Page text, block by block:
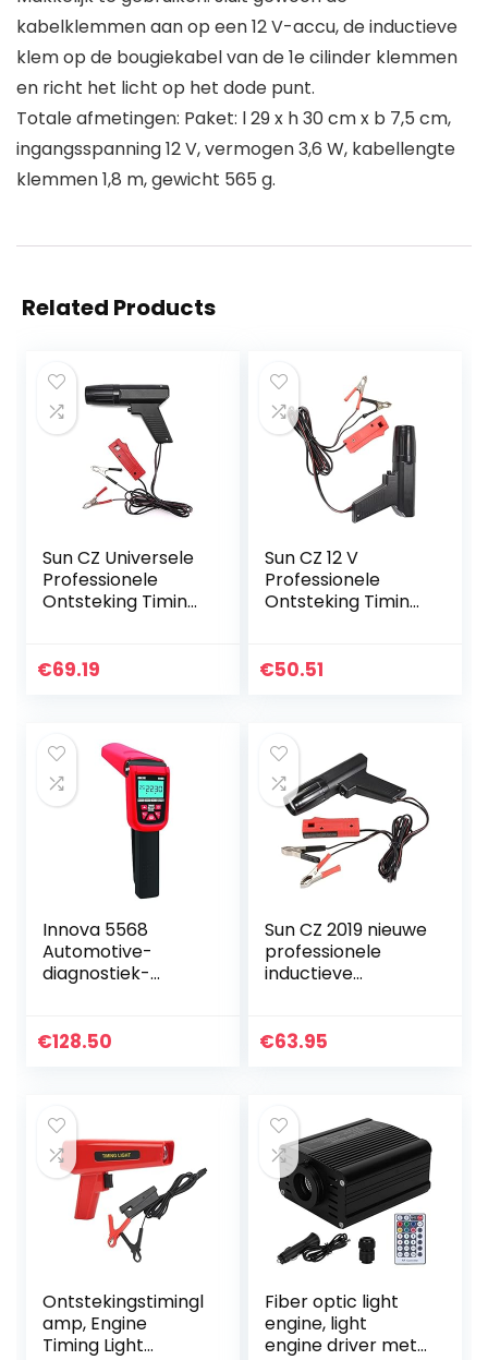
kabelklemmen aan op een 12 V-accu, de inductieve
klem op de bougiekabel van de 1e cilinder klemmen
en richt het licht op het dode punt.
Totale afmetingen: Paket: l 29 x h 30 cm x b 7,5 cm,
ingangsspanning 12 V, vermogen 3,6 W, kabellengte
klemmen 1,8 m, gewicht 565 g.
Related Products
Sun CZ Universele
Professionele
Ontsteking Timing
Benzine Motor
€69.19
Sun CZ 12 V
Professionele
Ontsteking Timing
Benzinemotor Fit
€50.51
Innova 5568
Automotive-
diagnostiek-
€128.50
Sun CZ 2019 nieuwe
professionele
inductieve
timing machine
€63.95
Ontstekingstimingl
amp, Engine
Timing Light
Fiber optic light
engine, light
engine driver met